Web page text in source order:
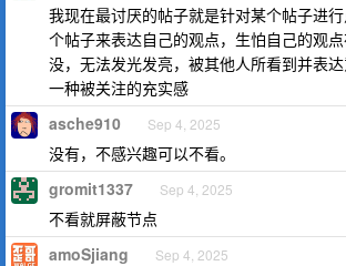
我现在最讨厌的帖子就是针对某个帖子进
个帖子来表达自己的观点，生怕自己的观
没，无法发光发亮，被其他人所看到并表
一种被关注的充实感
asche910 Sep 4, 2025
没有，不感兴趣可以不看。
gromit1337 Sep 4, 2025
不看就屏蔽节点
amoSjiang Sep 4, 2025